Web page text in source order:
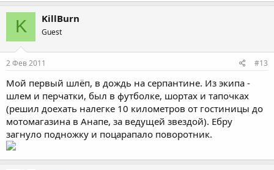
K KillBurn
Guest
2 Фев 2011 #13
Мой первый шлёп, в дождь на серпантине. Из экипа -
шлем и перчатки, был в футболке, шортах и тапочках
(решил доехать налегке 10 километров от гостиницы до
мотомагазина в Анапе, за ведущей звездой). Ебру
загнуло подножку и поцарапало поворотник.